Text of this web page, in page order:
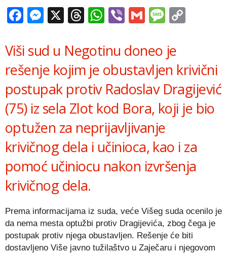
Facebook
Messenger
X Threads
WhatsApp
ViberGmail
Viši sud u Negotinu doneo je
rešenje kojim je obustavljen krivični
postupak protiv Radoslav Dragijević
(75) iz sela Zlot kod Bora, koji je bio
optužen za neprijavljivanje
krivičnog dela i učinioca, kao i za
pomoć učiniocu nakon izvršenja
krivičnog dela.
Prema informacijama iz suda, veće Višeg suda ocenilo je
da nema mesta optužbi protiv Dragijevića, zbog čega je
postupak protiv njega obustavljen. Rešenje će biti
dostavljeno Više javno tužilaštvo u Zaječaru i njegovom